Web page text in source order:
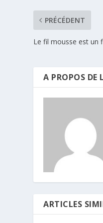
PRÉCÉDENT
Le fil mousse est un
A PROPOS DE
ARTICLES